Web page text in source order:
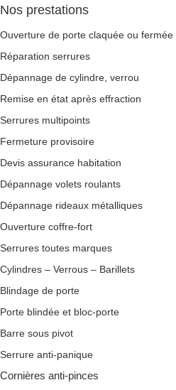
Nos prestations
Ouverture de porte claquée ou fermée
Réparation serrures
Dépannage de cylindre, verrou
Remise en état après effraction
Serrures multipoints
Fermeture provisoire
Devis assurance habitation
Dépannage volets roulants
Dépannage rideaux métalliques
Ouverture coffre-fort
Serrures toutes marques
Cylindres – Verrous – Barillets
Blindage de porte
Porte blindée et bloc-porte
Barre sous pivot
Serrure anti-panique
Cornières anti-pinces